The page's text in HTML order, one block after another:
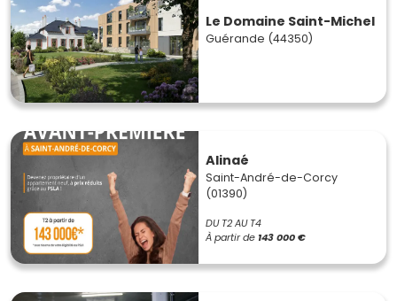
Le Domaine Saint-Michel
Guérande (44350)
Alinaé
Saint-André-de-Corcy
(01390)
DU T2 AU T4
À partir de 143 000 €